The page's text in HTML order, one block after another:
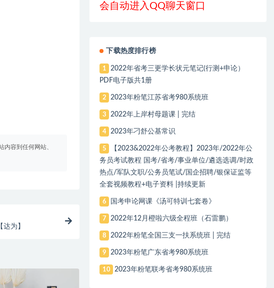
容到任何网站、
为】
会自动进入QQ聊天窗口
下载热度排行榜
1
2022年省考三更学长状元笔记(行测+申论）
PDF电子版共1册
2 2023年粉笔江苏省考980系统班
3 2022年上岸村母题课 | 完结
4 2023年刁舒公基常识
5
【2023&2022年公考教程】2023年/2022年公
务员考试教程 国考/省考/事业单位/遴选选调/时政
热点/军队文职/公务员笔试/国企招聘/银保证监等
全套视频教程+电子资料 |持续更新
6 国考申论网课《汤可特训七套卷》
7 2022年12月橙啦六级全程班（石雷鹏）
8 2022年粉笔全国三支一扶系统班 | 完结
9 2023年粉笔广东省考980系统班
10 2023年粉笔联考省考980系统班